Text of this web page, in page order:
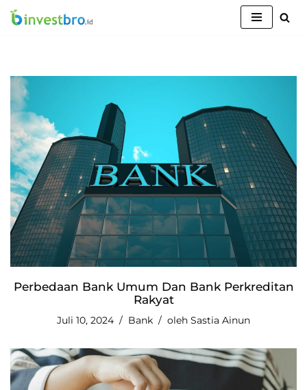
Perbedaan Bank Umum Dan Bank Perkreditan
Rakyat
Juli 10, 2024 Bank oleh Sastia Ainun